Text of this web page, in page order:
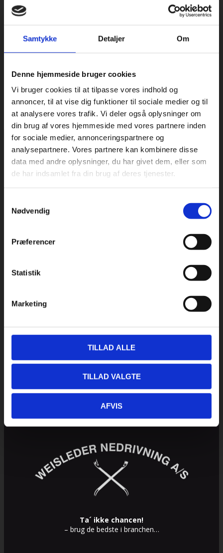
Samtykke Detaljer Om
Denne hjemmeside bruger cookies
Vi bruger cookies til at tilpasse vores indhold og
annoncer, til at vise dig funktioner til sociale medier og til
at analysere vores trafik. Vi deler også oplysninger om
din brug af vores hjemmeside med vores partnere inden
for sociale medier, annonceringspartnere og
analysepartnere. Vores partnere kan kombinere disse
data med andre oplysninger, du har givet dem, eller som
de har indsamlet fra din brug af deres tjenester.
Nødvendig
Præferencer
Statistik
Marketing
TILLAD ALLE
TILLAD VALGTE
AFVIS
Kontakt os for et uforpligtende tilbud på
nedbrydning
, eller skriv en e-mail
tilfirma@weisleder.dk
, hvis du vil vide mere om vores
kan du sende det til tilbud@weisleder.dk
INDHENT TILBUD
Ta´ ikke chancen!
– brug de bedste i branchen…